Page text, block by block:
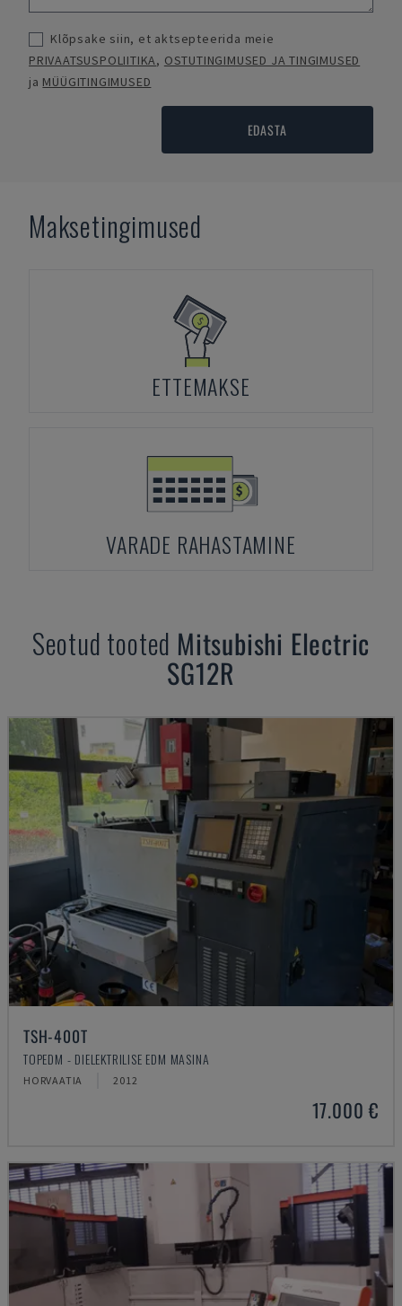
Klõpsake siin, et aktsepteerida meie
PRIVAATSUSPOLIITIKA, OSTUTINGIMUSED JA TINGIMUSED
ja MÜÜGITINGIMUSED
EDASTA
Maksetingimused
ETTEMAKSE
VARADE RAHASTAMINE
Seotud tooted Mitsubishi Electric
SG12R
TSH-400T
TOPEDM - DIELEKTRILISE EDM MASINA
HORVAATIA 2012
17.000 €